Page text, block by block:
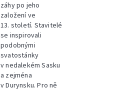
záhy po jeho
založení ve
13. století. Stavitelé
se inspirovali
podobnými
svatostánky
v nedalekém Sasku
a zejména
v Durynsku. Pro ně